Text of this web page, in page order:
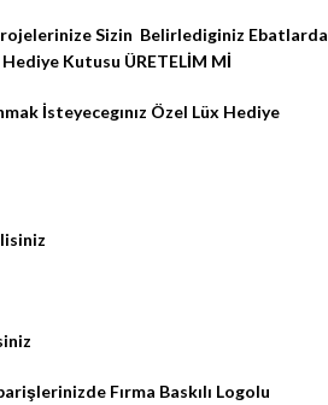
Sizin Belirlediginiz Ebatlarda
Kutusu ÜRETELİM Mİ
İsteyecegınız Özel Lüx Hediye
Fırma Baskılı Logolu